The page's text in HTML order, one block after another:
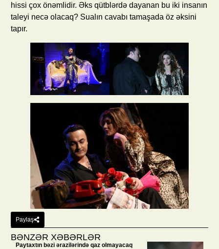
hissi çox önəmlidir. Əks qütblərdə dayanan bu iki insanın
taleyi necə olacaq? Sualın cavabı tamaşada öz əksini
tapır.
Paylaş
BƏNZƏR XƏBƏRLƏR
Paytaxtın bəzi ərazilərində qaz olmayacaq